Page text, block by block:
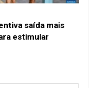
saída mais
estimular